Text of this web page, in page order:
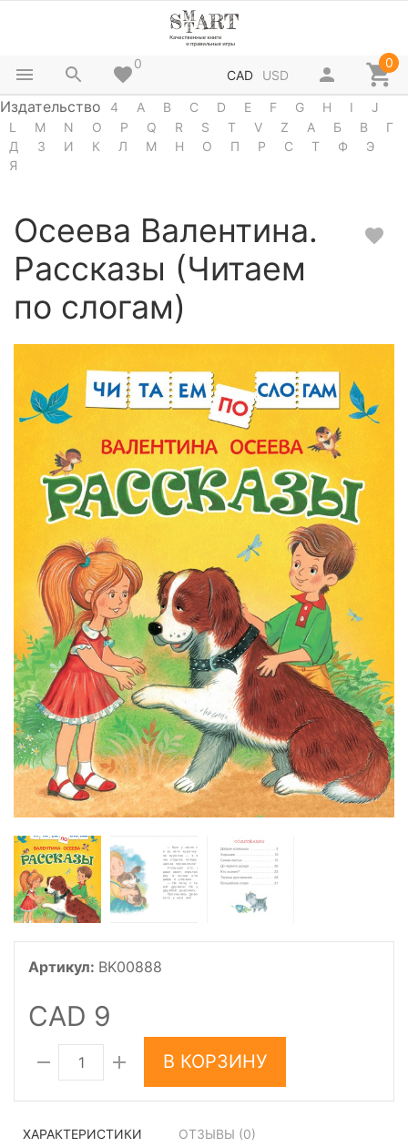
0
CAD USD
0
Издательство 4 A B C D E F G H I
J
L
M N O P Q R S T V Z А Б В
Г
Д
З И К Л М Н О П Р С Т Ф
Э
Я
Осеева Валентина.
Рассказы (Читаем
по слогам)
Артикул: BK00888
CAD 9
В КОРЗИНУ
ХАРАКТЕРИСТИКИ ОТЗЫВЫ (0)